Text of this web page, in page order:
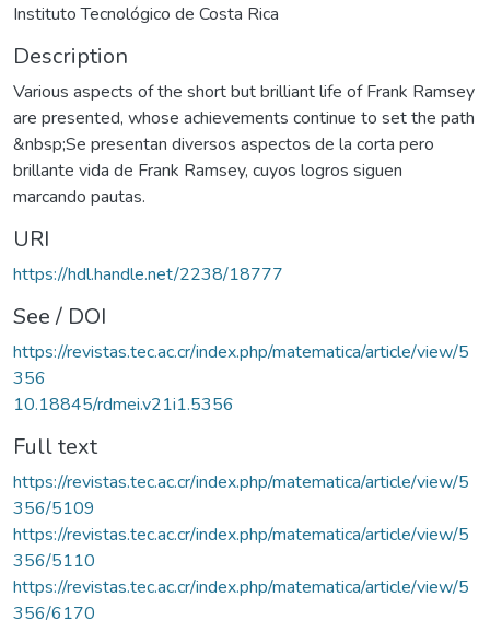
Instituto Tecnológico de Costa Rica
Description
Various aspects of the short but brilliant life of Frank Ramsey
are presented, whose achievements continue to set the path
&nbsp;Se presentan diversos aspectos de la corta pero
brillante vida de Frank Ramsey, cuyos logros siguen
marcando pautas.
URI
https://hdl.handle.net/2238/18777
See / DOI
https://revistas.tec.ac.cr/index.php/matematica/article/view/5
356
10.18845/rdmei.v21i1.5356
Full text
https://revistas.tec.ac.cr/index.php/matematica/article/view/5
356/5109
https://revistas.tec.ac.cr/index.php/matematica/article/view/5
356/5110
https://revistas.tec.ac.cr/index.php/matematica/article/view/5
356/6170